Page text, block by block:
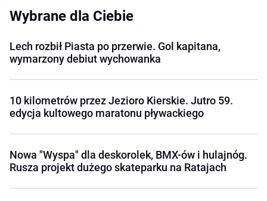
Wybrane dla Ciebie
Lech rozbił Piasta po przerwie. Gol kapitana,
wymarzony debiut wychowanka
10 kilometrów przez Jezioro Kierskie. Jutro 59.
edycja kultowego maratonu pływackiego
Nowa "Wyspa" dla deskorolek, BMX-ów i hulajnóg.
Rusza projekt dużego skateparku na Ratajach